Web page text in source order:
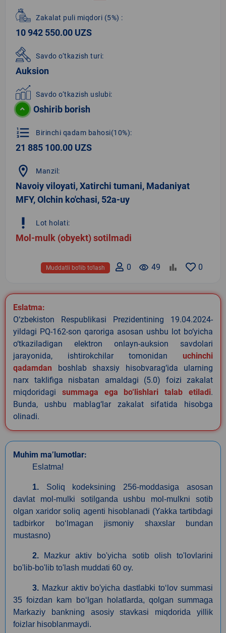
Zakalat puli miqdori (5%) :
10 942 550.00 UZS
Savdo o‘tkazish turi:
Auksion
Savdo o‘tkazish uslubi:
Oshirib borish
format_list_numbered Birinchi qadam bahosi(10%):
21 885 100.00 UZS
location_on Manzil:
Navoiy viloyati, Xatirchi tumani, Madaniyat
MFY, Olchin ko'chasi, 52a-uy
priority_high Lot holati:
Mol-mulk (obyekt) sotilmadi
0
remove_red_eye 49
0
Muddatli bo‘lib to‘lash
Eslatma:
O‘zbekiston Respublikasi Prezidentining 19.04.2024-
yildagi PQ-162-son qaroriga asosan ushbu lot bo‘yicha
o‘tkaziladigan elektron onlayn-auksion savdolari
jarayonida, ishtirokchilar tomonidan uchinchi
qadamdan boshlab shaxsiy hisobvarag‘ida ularning
narx taklifiga nisbatan amaldagi (5.0) foizi zakalat
miqdoridagi summaga ega bo‘lishlari talab etiladi.
Bunda, ushbu mablag‘lar zakalat sifatida hisobga
olinadi.
Muhim ma’lumotlar:
Eslatma!
1.Soliq kodeksining 256-moddasiga asosan
davlat mol-mulki sotilganda ushbu mol-mulkni sotib
olgan xaridor soliq agenti hisoblanadi (Yakka tartibdagi
tadbirkor boʻlmagan jismoniy shaxslar bundan
mustasno)
2.Mazkur aktiv bo'yicha sotib olish to'lovlarini
bo'lib-bo'lib to'lash muddati 60 oy.
3.Mazkur aktiv bo'yicha dastlabki toʻlov summasi
35 foizdan kam boʻlgan holatlarda, qolgan summaga
Markaziy bankning asosiy stavkasi miqdorida yillik
foizlar hisoblanmaydi.